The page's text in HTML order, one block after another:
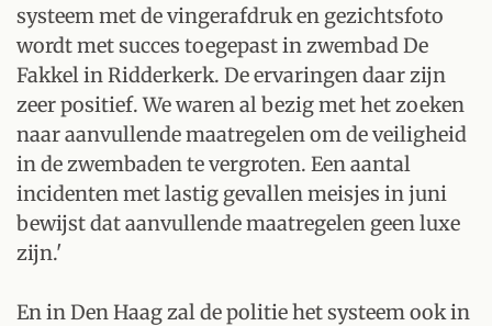
systeem met de vingerafdruk en gezichtsfoto
wordt met succes toegepast in zwembad De
Fakkel in Ridderkerk. De ervaringen daar zijn
zeer positief. We waren al bezig met het zoeken
naar aanvullende maatregelen om de veiligheid
in de zwembaden te vergroten. Een aantal
incidenten met lastig gevallen meisjes in juni
bewijst dat aanvullende maatregelen geen luxe
zijn.'
En in Den Haag zal de politie het systeem ook in